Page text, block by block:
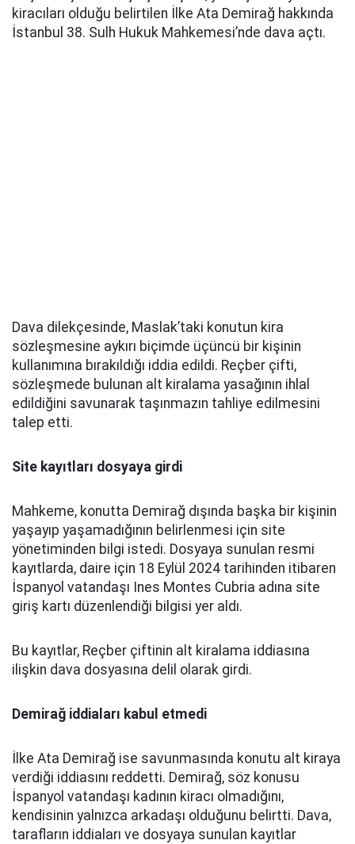
kiracıları olduğu belirtilen İlke Ata Demirağ hakkında
İstanbul 38. Sulh Hukuk Mahkemesi’nde dava açtı.
Dava dilekçesinde, Maslak’taki konutun kira
sözleşmesine aykırı biçimde üçüncü bir kişinin
kullanımına bırakıldığı iddia edildi. Reçber çifti,
sözleşmede bulunan alt kiralama yasağının ihlal
edildiğini savunarak taşınmazın tahliye edilmesini
talep etti.
Site kayıtları dosyaya girdi
Mahkeme, konutta Demirağ dışında başka bir kişinin
yaşayıp yaşamadığının belirlenmesi için site
yönetiminden bilgi istedi. Dosyaya sunulan resmi
kayıtlarda, daire için 18 Eylül 2024 tarihinden itibaren
İspanyol vatandaşı Ines Montes Cubria adına site
giriş kartı düzenlendiği bilgisi yer aldı.
Bu kayıtlar, Reçber çiftinin alt kiralama iddiasına
ilişkin dava dosyasına delil olarak girdi.
Demirağ iddiaları kabul etmedi
İlke Ata Demirağ ise savunmasında konutu alt kiraya
verdiği iddiasını reddetti. Demirağ, söz konusu
İspanyol vatandaşı kadının kiracı olmadığını,
kendisinin yalnızca arkadaşı olduğunu belirtti. Dava,
tarafların iddiaları ve dosyaya sunulan kayıtlar